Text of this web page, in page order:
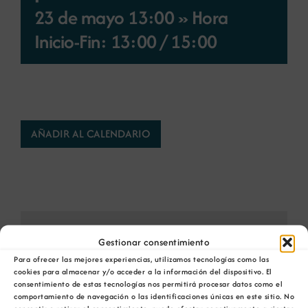
Gestionar consentimiento
Para ofrecer las mejores experiencias, utilizamos tecnologías como las
cookies para almacenar y/o acceder a la información del dispositivo. El
consentimiento de estas tecnologías nos permitirá procesar datos como el
comportamiento de navegación o las identificaciones únicas en este sitio. No
Noticias
Contacto
23 de mayo 13:00 » Hora
Inicio-Fin: 13:00/15:00
AÑADIR AL CALENDARIO
Comparta esta información en su red Social
favorita!
Facebook
X BlueskyRedditLinkedInWhatsApp
TelegramTumblrPinterest
Xing Correo
electrónico